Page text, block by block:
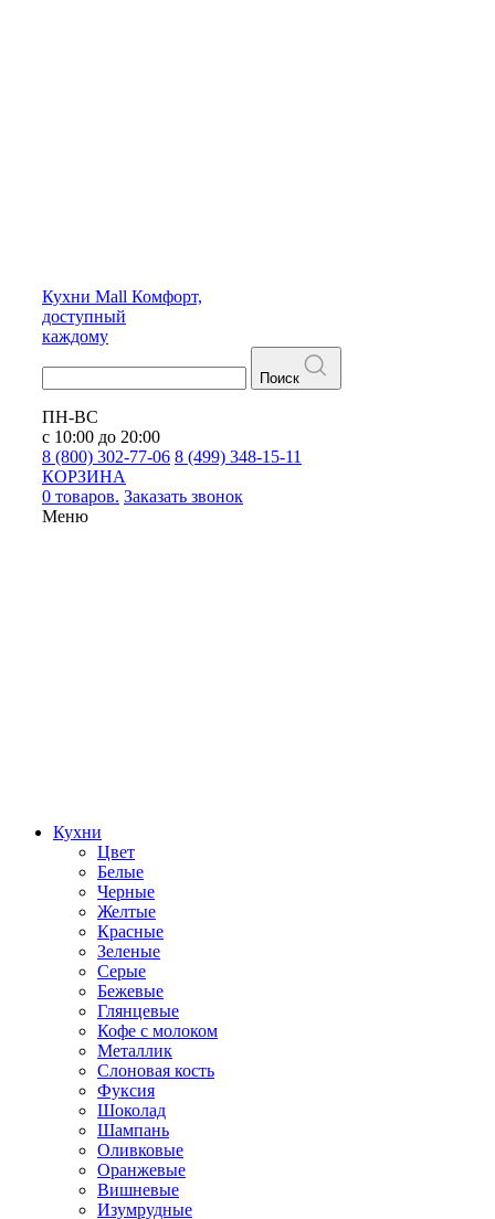
Кухни Mall Комфорт,
доступный
каждому
Поиск
ПН-ВС
с 10:00 до 20:00
8 (800) 302-77-06 8 (499) 348-15-11
КОРЗИНА
0 товаров. Заказать звонок
Меню
Кухни
Цвет
Белые
Черные
Желтые
Красные
Зеленые
Серые
Бежевые
Глянцевые
Кофе с молоком
Металлик
Слоновая кость
Фуксия
Шоколад
Шампань
Оливковые
Оранжевые
Вишневые
Изумрудные